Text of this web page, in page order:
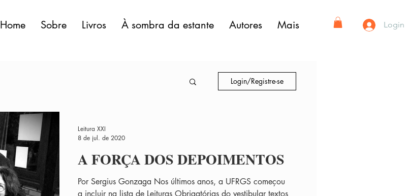
Home Sobre Livros À sombra da estante Autores Mais Login
Login/Registre-se
A FORÇA DOS DEPOIMENTOS
Por Sergius Gonzaga Nos últimos anos, a UFRGS começou
a incluir na lista de Leituras Obrigatórias do vestibular textos
Leitura XXI
8 de jul. de 2020